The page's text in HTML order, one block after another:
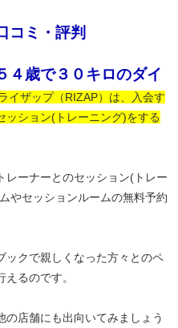
コミ・評判
歳で３０キロのダイ
イザップ（RIZAP）は、入会す
ッション(トレーニング)をする
レーナーとのセッション(トレー
やセッションルームの無料予約
ックで親しくなった方々とのペ
るのです。
店舗にも出向いてみましょう